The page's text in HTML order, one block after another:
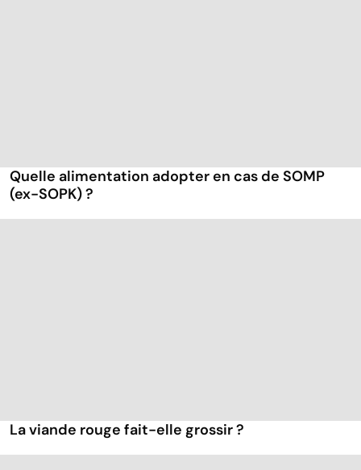
Quelle alimentation adopter en cas de SOMP
(ex-SOPK) ?
La viande rouge fait-elle grossir ?